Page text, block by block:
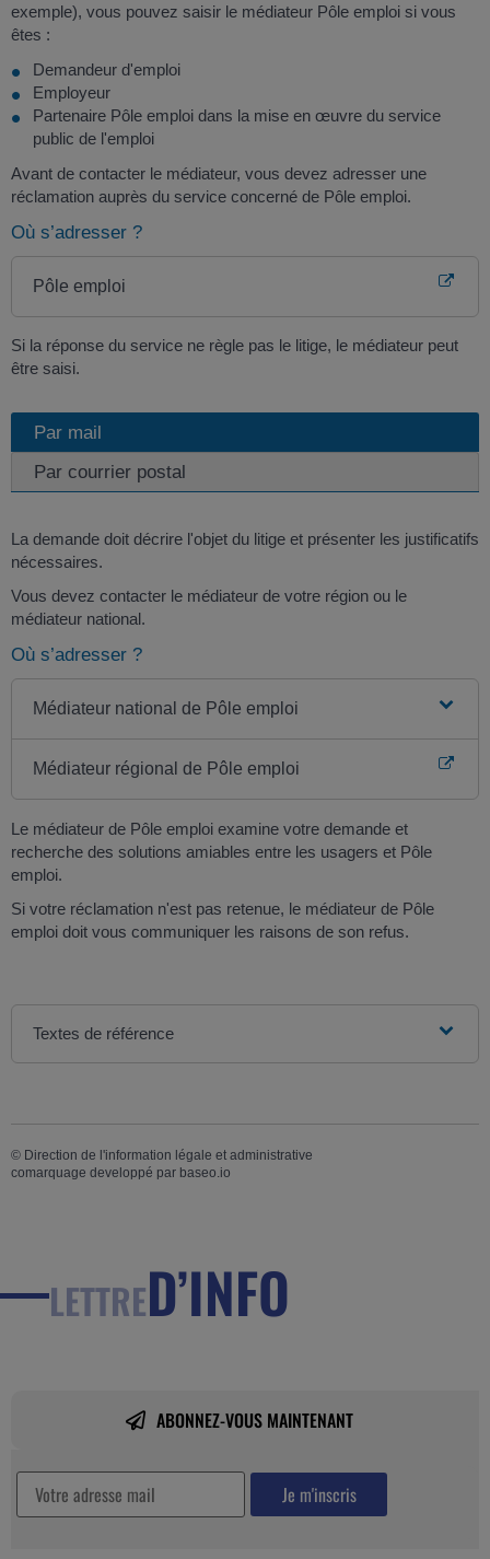
exemple), vous pouvez saisir le médiateur Pôle emploi si vous
êtes :
Demandeur d'emploi
Employeur
Partenaire Pôle emploi dans la mise en œuvre du service
public de l'emploi
Avant de contacter le médiateur, vous devez adresser une
réclamation auprès du service concerné de Pôle emploi.
Où s’adresser ?
Pôle emploi
Si la réponse du service ne règle pas le litige, le médiateur peut
être saisi.
Par mail
Par courrier postal
La demande doit décrire l'objet du litige et présenter les justificatifs
nécessaires.
Vous devez contacter le médiateur de votre région ou le
médiateur national.
Où s’adresser ?
Médiateur national de Pôle emploi
Médiateur régional de Pôle emploi
Le médiateur de Pôle emploi examine votre demande et
recherche des solutions amiables entre les usagers et Pôle
emploi.
Si votre réclamation n'est pas retenue, le médiateur de Pôle
emploi doit vous communiquer les raisons de son refus.
Textes de référence
© Direction de l'information légale et administrative
comarquage developpé par baseo.io
LETTRED’INFO
ABONNEZ-VOUS MAINTENANT